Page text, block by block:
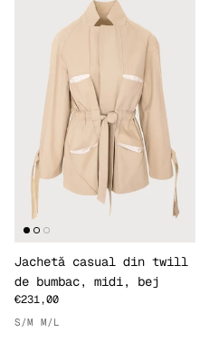
Jachetă casual din twill
de bumbac, midi, bej
€231,00
S/M M/L